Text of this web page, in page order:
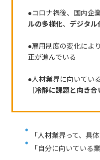
●コロナ禍後、国内企
ルの多様化、 デジタル
●雇用制度の変化により
正が進んでいる
●人材業界に向いてい
［冷静に課題と向き
「人材業界って、具
「自分に向いている